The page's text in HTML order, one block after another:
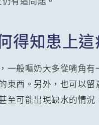
得知患上這
一般嘔奶大多從嘴角
東西。另外，也可以
至可能出現缺水的情